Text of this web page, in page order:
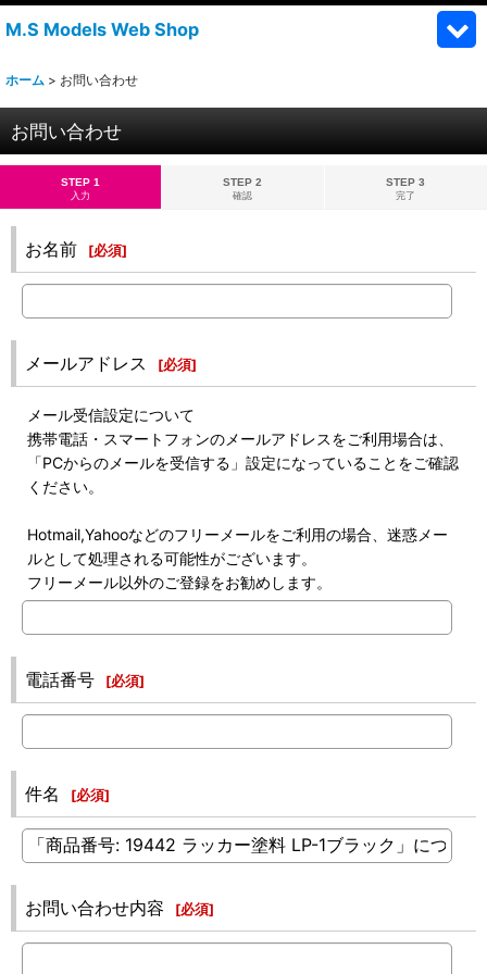
M.S Models Web Shop
ホーム > お問い合わせ
お問い合わせ
STEP 1
入力
STEP 2
確認
STEP 3
完了
お名前 [必須]
メールアドレス [必須]
メール受信設定について
携帯電話・スマートフォンのメールアドレスをご利用場合は、
「PCからのメールを受信する」設定になっていることをご確認
ください。
Hotmail,Yahooなどのフリーメールをご利用の場合、迷惑メー
ルとして処理される可能性がございます。
フリーメール以外のご登録をお勧めします。
電話番号 [必須]
件名 [必須]
お問い合わせ内容 [必須]